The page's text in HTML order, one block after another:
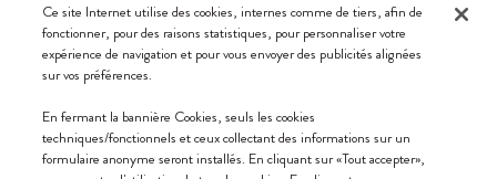
Moleskine ® est une marque enregistrée de Moleskine Srl a socio unico
Italia - P. IVA / CCIAA n. 07234480965 - REA MI 1945400 - Cap.
Soc. €2.181.513,42
Ce site Internet utilise des cookies, internes comme de tiers, afin de
fonctionner, pour des raisons statistiques, pour personnaliser votre
expérience de navigation et pour vous envoyer des publicités alignées
sur vos préférences.
En fermant la bannière Cookies, seuls les cookies
techniques/fonctionnels et ceux collectant des informations sur un
formulaire anonyme seront installés. En cliquant sur «Tout accepter»,